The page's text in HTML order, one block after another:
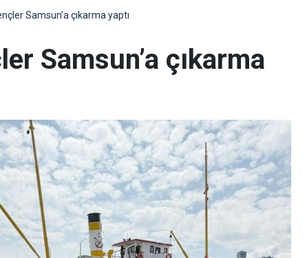
Samsun’a çıkarma yaptı
Samsun’a çıkarma